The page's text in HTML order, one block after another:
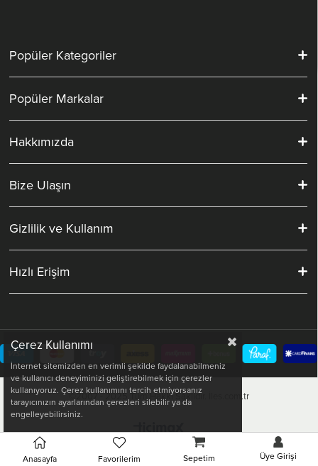
Popüler Kategoriler
Popüler Markalar
Hakkımızda
Bize Ulaşın
Gizlilik ve Kullanım
Hızlı Erişim
©2007 - 2025 Tüm Hakkı Saklıdır. İles.com.tr
Çerez Kullanımı
İnternet sitemizden en verimli şekilde faydalanabilmeniz
ve kullanıcı deneyiminizi geliştirebilmek için çerezler
kullanıyoruz. Çerez kullanımını tercih etmiyorsanız
tarayıcınızın ayarlarından çerezleri silebilir ya da
engelleyebilirsiniz.
Anasayfa Favorilerim Sepetim Üye Girişi